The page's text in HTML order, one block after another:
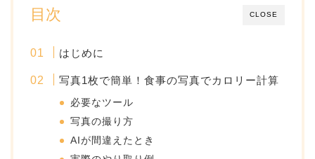
CLOSE
目次
はじめに
写真1枚で簡単！食事の写真でカロリー計算
必要なツール
写真の撮り方
AIが間違えたとき